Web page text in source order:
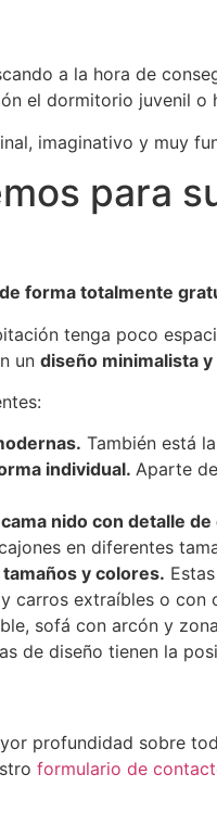
a la hora de
el dormitorio juvenil o
imaginativo y muy
para
forma totalmente
tenga poco
un diseño minimalista
También está
individual. Aparte
nido con detalle
en diferentes
y colores.
carros extraíbles o
sofá con arcón y
de diseño tienen la
profundidad sobre
formulario de